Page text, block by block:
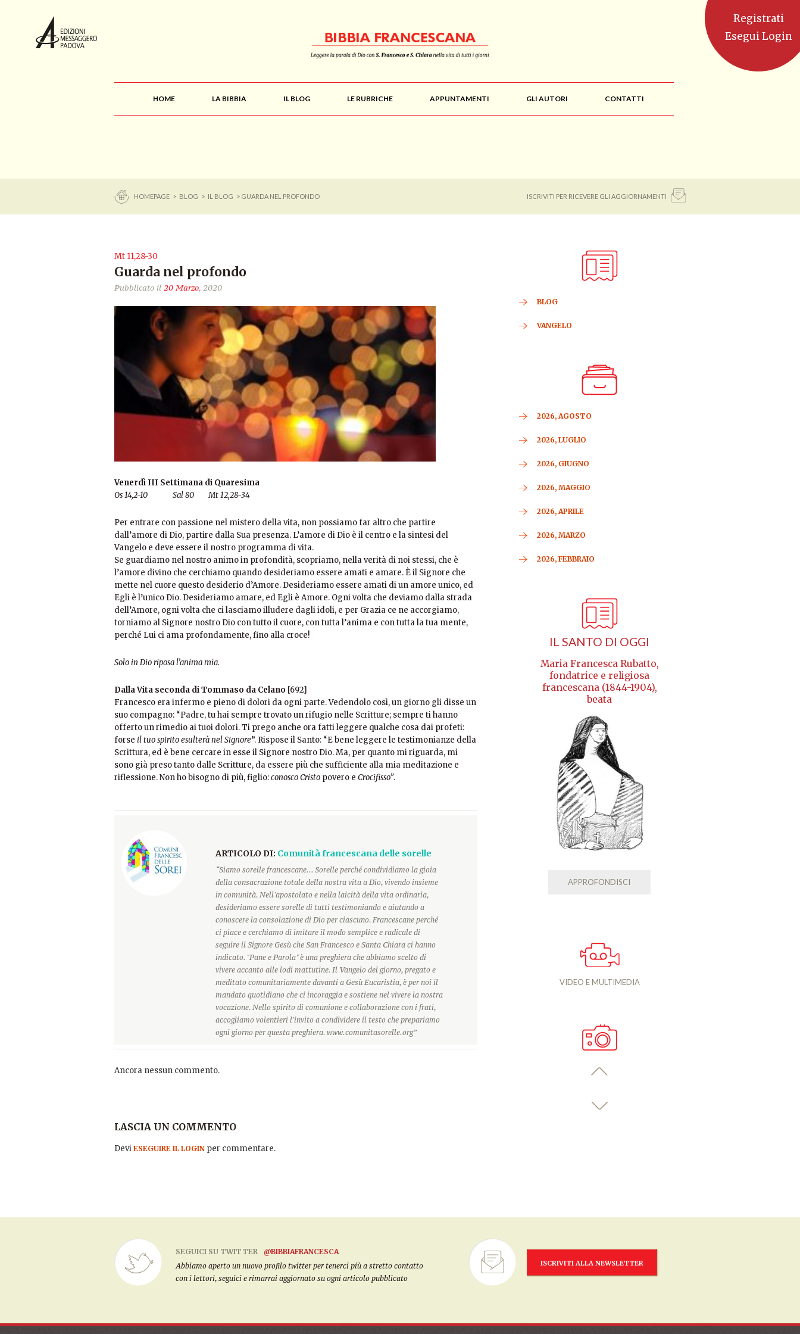
HOME LA BIBBIA IL BLOG LE RUBRICHE APPUNTAMENTI GLI AUTORI CONTATTI
HOMEPAGE > BLOG > IL BLOG > GUARDA NEL PROFONDO ISCRIVITI PER RICEVERE GLI AGGIORNAMENTI
Mt 11,28-30
Guarda nel profondo
Pubblicato il 20 Marzo, 2020
Venerdì III Settimana di Quaresima
Os 14,2-10 Sal 80 Mt 12,28-34
Per entrare con passione nel mistero della vita, non possiamo far altro che partire
dall’amore di Dio, partire dalla Sua presenza. L’amore di Dio è il centro e la sintesi del
Vangelo e deve essere il nostro programma di vita.
Se guardiamo nel nostro animo in profondità, scopriamo, nella verità di noi stessi, che è
l’amore divino che cerchiamo quando desideriamo essere amati e amare. È il Signore che
mette nel cuore questo desiderio d’Amore. Desideriamo essere amati di un amore unico, ed
Egli è l’unico Dio. Desideriamo amare, ed Egli è Amore. Ogni volta che deviamo dalla strada
dell’Amore, ogni volta che ci lasciamo illudere dagli idoli, e per Grazia ce ne accorgiamo,
torniamo al Signore nostro Dio con tutto il cuore, con tutta l’anima e con tutta la tua mente,
perché Lui ci ama profondamente, fino alla croce!
Solo in Dio riposa l’anima mia.
Dalla Vita seconda di Tommaso da Celano [692]
Francesco era infermo e pieno di dolori da ogni parte. Vedendolo così, un giorno gli disse un
suo compagno: “Padre, tu hai sempre trovato un rifugio nelle Scritture; sempre ti hanno
offerto un rimedio ai tuoi dolori. Ti prego anche ora fatti leggere qualche cosa dai profeti:
forse il tuo spirito esulterà nel Signore”. Rispose il Santo: “E bene leggere le testimonianze della
Scrittura, ed è bene cercare in esse il Signore nostro Dio. Ma, per quanto mi riguarda, mi
sono già preso tanto dalle Scritture, da essere più che sufficiente alla mia meditazione e
riflessione. Non ho bisogno di più, figlio:conosco Cristo povero e Crocifisso”.
ARTICOLO DI: Comunità francescana delle sorelle
“Siamo sorelle francescane... Sorelle perché condividiamo la gioia
della consacrazione totale della nostra vita a Dio, vivendo insieme
in comunità. Nell'apostolato e nella laicità della vita ordinaria,
desideriamo essere sorelle di tutti testimoniando e aiutando a
conoscere la consolazione di Dio per ciascuno. Francescane perché
ci piace e cerchiamo di imitare il modo semplice e radicale di
seguire il Signore Gesù che San Francesco e Santa Chiara ci hanno
indicato. "Pane e Parola" è una preghiera che abbiamo scelto di
vivere accanto alle lodi mattutine. Il Vangelo del giorno, pregato e
meditato comunitariamente davanti a Gesù Eucaristia, è per noi il
mandato quotidiano che ci incoraggia e sostiene nel vivere la nostra
vocazione. Nello spirito di comunione e collaborazione con i frati,
accogliamo volentieri l'invito a condividere il testo che prepariamo
ogni giorno per questa preghiera. www.comunitasorelle.org”
Ancora nessun commento.
LASCIA UN COMMENTO
Devi ESEGUIRE IL LOGIN per commentare.
BLOG
VANGELO
2026, AGOSTO
2026, LUGLIO
2026, GIUGNO
2026, MAGGIO
2026, APRILE
2026, MARZO
2026, FEBBRAIO
IL SANTO DI OGGI
Maria Francesca Rubatto,
fondatrice e religiosa
francescana (1844-1904),
beata
APPROFONDISCI
VIDEO E MULTIMEDIA
SEGUICI SU TWITTER
@BIBBIAFRANCESCA
Abbiamo aperto un nuovo profilo twitter per tenerci più a stretto contatto
con i lettori, seguici e rimarrai aggiornato su ogni articolo pubblicato
ISCRIVITI ALLA NEWSLETTER
Registrati
Esegui Login